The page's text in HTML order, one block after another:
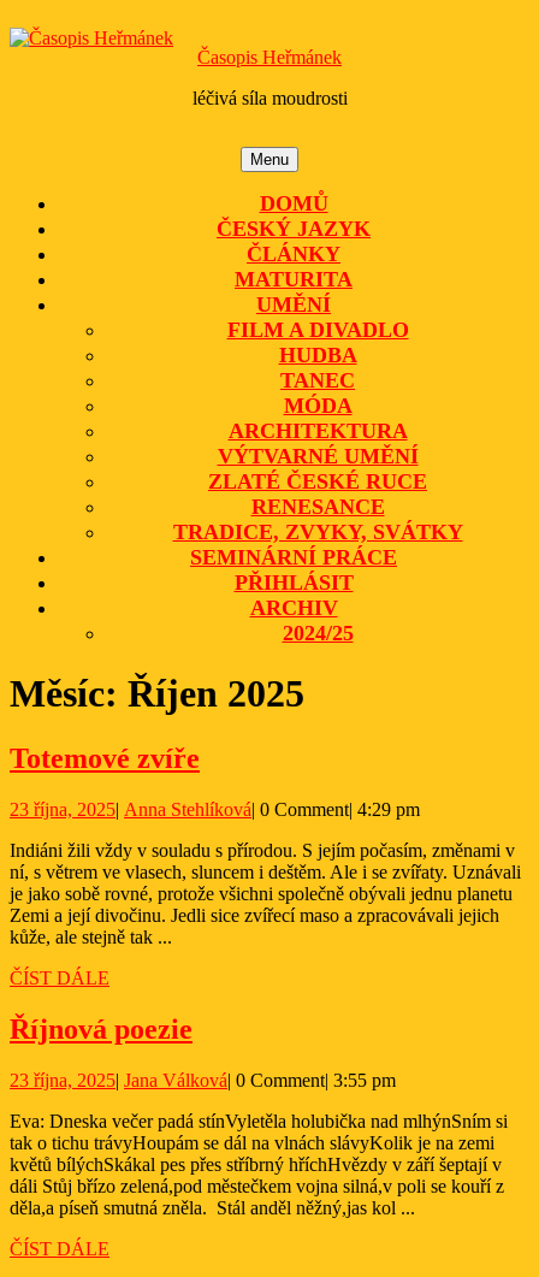
to
Časopis Heřmánek
léčivá síla moudrosti
MenuMenu
DOMŮ
ČESKÝ JAZYK
ČLÁNKY
MATURITA
UMĚNÍ
FILM A DIVADLO
HUDBA
TANEC
MÓDA
ARCHITEKTURA
VÝTVARNÉ UMĚNÍ
ZLATÉ ČESKÉ RUCE
RENESANCE
TRADICE, ZVYKY, SVÁTKY
SEMINÁRNÍ PRÁCE
PŘIHLÁSIT
ARCHIV
2024/25
CLOSE
BUTTON
Měsíc: Říjen 2025
Totemové zvíře
23 října, 202523
2025
| Anna StehlíkováAnna
| 0 Comment| 4:29 pm
Indiáni žili vždy v souladu s přírodou. S jejím počasím, změnami v
ní, s větrem ve vlasech, sluncem i deštěm. Ale i se zvířaty. Uznávali
je jako sobě rovné, protože všichni společně obývali jednu planetu
Zemi a její divočinu. Jedli sice zvířecí maso a zpracovávali jejich
kůže, ale stejně tak ...
ČÍST DÁLE
Říjnová poezie
23 října, 202523
2025
| Jana VálkováJana
| 0 Comment| 3:55 pm
Eva: Dneska večer padá stínVyletěla holubička nad mlhýnSním si
tak o tichu trávyHoupám se dál na vlnách slávyKolik je na zemi
květů bílýchSkákal pes přes stříbrný hříchHvězdy v září šeptají v
dáli Stůj břízo zelená,pod městečkem vojna silná,v poli se kouří z
děla,a píseň smutná zněla. Stál anděl něžný,jas kol ...
ČÍST DÁLE